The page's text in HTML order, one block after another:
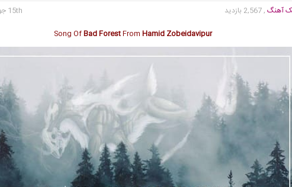
آهنگ, 2,567 بازدید
15th جولای 2020
Song OfBad ForestFrom Hamid Zobeidavipur